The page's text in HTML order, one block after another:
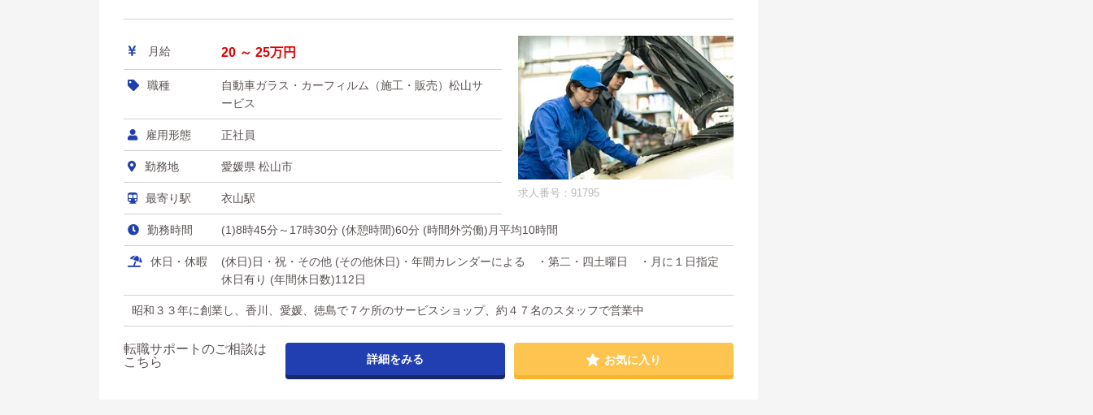
求人番号：91795
月給 20 ～ 25万円
職種
自動車ガラス・カーフィルム（施工・販売）松山サ
ービス
雇用形態 正社員
勤務地 愛媛県 松山市
最寄り駅 衣山駅
勤務時間 (1)8時45分～17時30分 (休憩時間)60分 (時間外労働)月平均10時間
休日・休暇
(休日)日・祝・その他 (その他休日)・年間カレンダーによる ・第二・四土曜日 ・月に１日指定
休日有り (年間休日数)112日
昭和３３年に創業し、香川、愛媛、徳島で７ケ所のサービスショップ、約４７名のスタッフで営業中
転職サポートのご相談は
こちら
詳細をみる お気に入り